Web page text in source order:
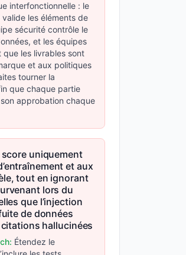
interfonctionnelle : le
les éléments de
sécurité contrôle le
et les équipes
que les livrables sont
et aux politiques
tourner la
que chaque partie
approbation chaque
score uniquement
et aux
tout en ignorant
lors du
que l’injection
de données
hallucinées
Étendez le